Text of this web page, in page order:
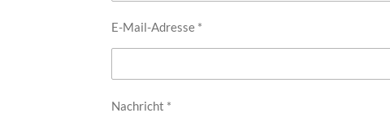
E-Mail-Adresse *
Nachricht *